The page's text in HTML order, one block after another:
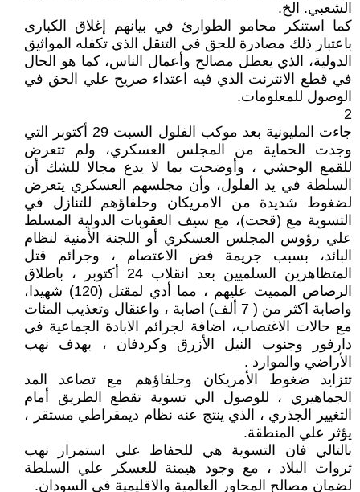
الشعبي. الخ.
كما استنكر محامو الطوارئ في بيانهم إغلاق الكبارى
باعتبار ذلك مصادرة للحق في التنقل الذي تكفله المواثيق
الدولية، الذي يعطل مصالح وأعمال الناس، كما هو الحال
في قطع الانترنت الذي فيه اعتداء صريح علي الحق في
الوصول للمعلومات.
2
جاءت المليونية بعد موكب الفلول السبت 29 أكتوبر التي
وجدت الحماية من المجلس العسكري، ولم تتعرض
للقمع الوحشي ، وأوضحت بما لا يدع مجالا للشك أن
السلطة في يد الفلول، وأن مجلسهم العسكري يتعرض
لضغوط شديدة من الامريكان وحلفاؤهم للتنازل في
التسوية مع (قحت)، مع سيف العقوبات الدولية المسلط
علي رؤوس المجلس العسكري أو اللجنة الأمنية لنظام
البائد، بسبب جريمة فض الاعتصام ، وجرائم قتل
المتظاهرين السلميين بعد انقلاب 24 أكتوبر ، باطلاق
الرصاص المميت عليهم ، مما أدي لمقتل (120) شهيدا،
واصابة اكثر من ( 7 ألف) اصابة ، واعنقال وتعذيب المئات
مع حالات الاغتصاب، اضافة لجرائم الابادة الجماعية في
دارفور وجنوب النيل الأزرق وكردفان ، بهدف نهب
الأراضي والموارد .
تتزايد ضغوط الأمريكان وحلفاؤهم مع تصاعد المد
الجماهيري ، للوصول الي تسوية تقطع الطريق أمام
التغيير الجذري ، الذي ينتج عنه نظام ديمقراطي مستقر ،
يؤثر علي المنطقة.
بالتالي فان التسوية هي للحفاظ علي استمرار نهب
ثروات البلاد ، مع وجود هيمنة للعسكر علي السلطة
لضمان مصالح المحاور العالمية والاقليمية في السودان.